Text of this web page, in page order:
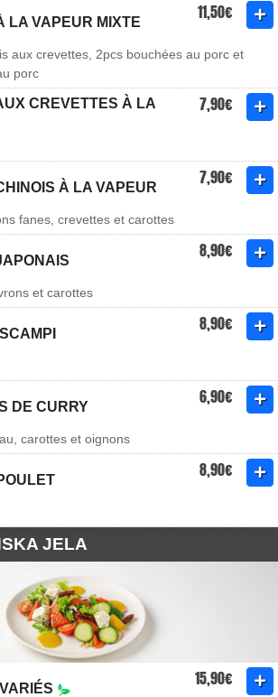
LA VAPEUR MIXTE 11,50€
aux crevettes, 2pcs bouchées au porc et
porc
CREVETTES À LA
7,90€
À LA VAPEUR 7,90€
fanes, crevettes et carottes
8,90€
et carottes
8,90€
DE CURRY 6,90€
carottes et oignons
8,90€
JELA
15,90€